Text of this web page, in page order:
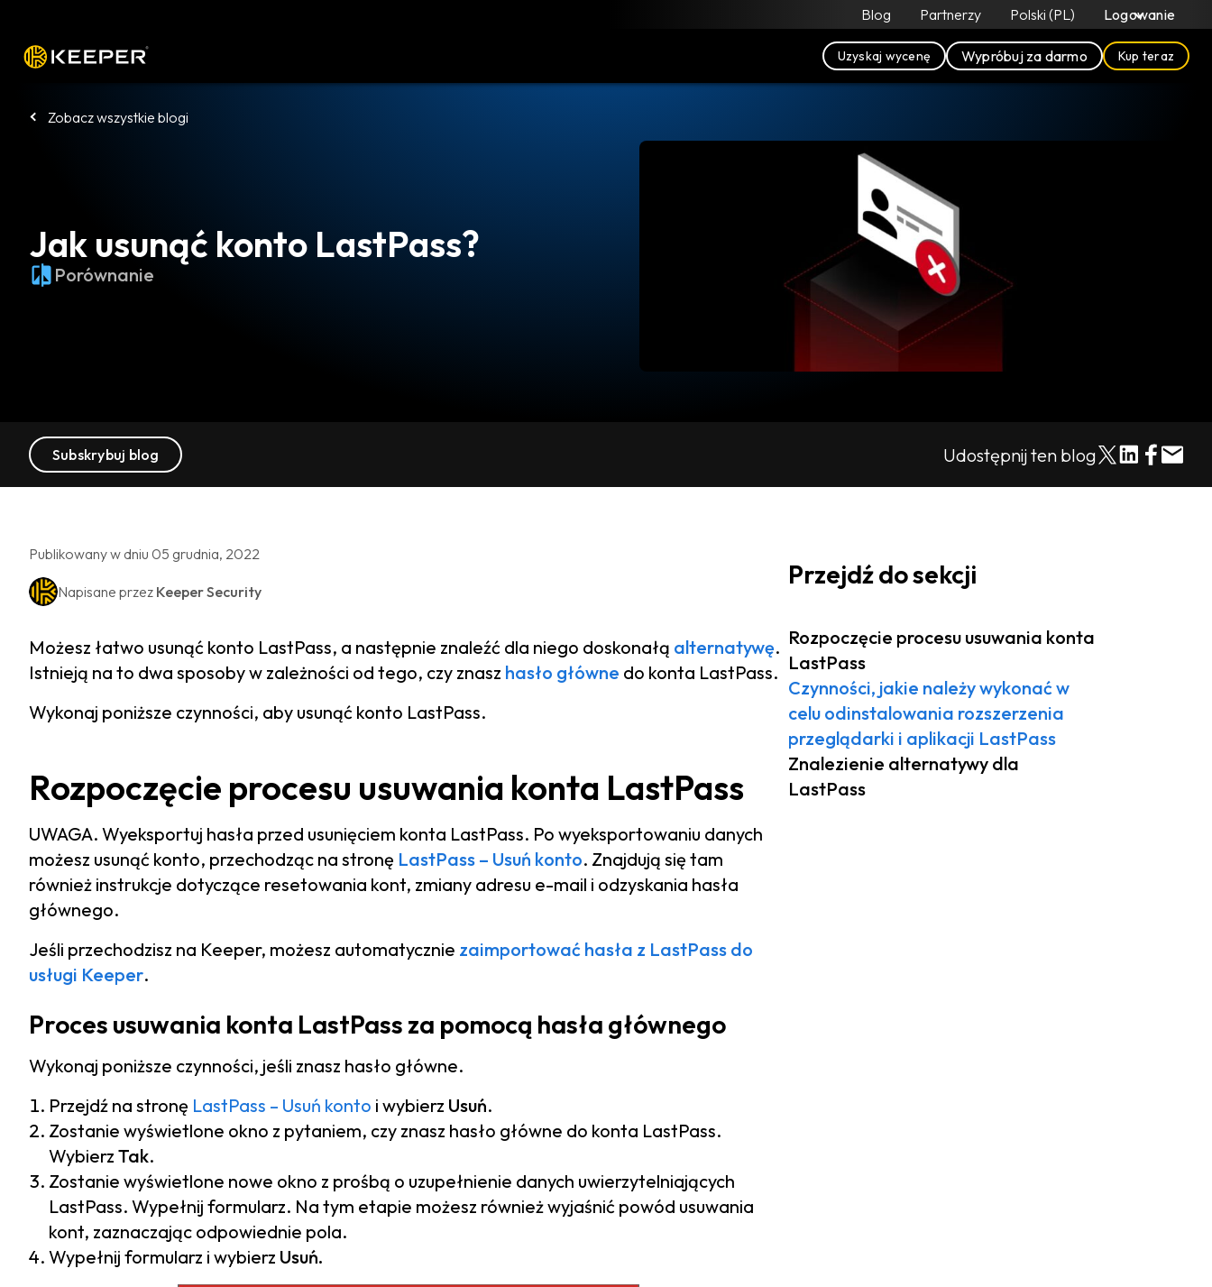
Blog Partnerzy Polski (PL) Logowanie
Uzyskaj wycenę Wypróbuj za darmo Kup teraz
Zobacz wszystkie blogi
Jak usunąć konto LastPass?
Porównanie
Subskrybuj blog Udostępnij ten blog
Publikowany w dniu 05 grudnia, 2022
Napisane przez Keeper Security
Możesz łatwo usunąć konto LastPass, a następnie znaleźć dla niego doskonałą alternatywę.
Istnieją na to dwa sposoby w zależności od tego, czy znasz hasło główne do konta LastPass.
Wykonaj poniższe czynności, aby usunąć konto LastPass.
Rozpoczęcie procesu usuwania konta LastPass
UWAGA. Wyeksportuj hasła przed usunięciem konta LastPass. Po wyeksportowaniu danych
możesz usunąć konto, przechodząc na stronę LastPass – Usuń konto. Znajdują się tam
również instrukcje dotyczące resetowania kont, zmiany adresu e-mail i odzyskania hasła
głównego.
Jeśli przechodzisz na Keeper, możesz automatycznie zaimportować hasła z LastPass do
usługi Keeper.
Proces usuwania konta LastPass za pomocą hasła głównego
Wykonaj poniższe czynności, jeśli znasz hasło główne.
Przejdź na stronę LastPass – Usuń konto i wybierz Usuń.
Zostanie wyświetlone okno z pytaniem, czy znasz hasło główne do konta LastPass.
Wybierz Tak.
Zostanie wyświetlone nowe okno z prośbą o uzupełnienie danych uwierzytelniających
LastPass. Wypełnij formularz. Na tym etapie możesz również wyjaśnić powód usuwania
kont, zaznaczając odpowiednie pola.
Wypełnij formularz i wybierz Usuń.
Przejdź do sekcji
Rozpoczęcie procesu usuwania konta
LastPass
Czynności, jakie należy wykonać w
celu odinstalowania rozszerzenia
przeglądarki i aplikacji LastPass
Znalezienie alternatywy dla
LastPass